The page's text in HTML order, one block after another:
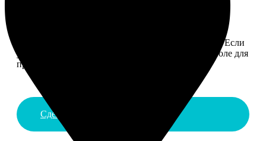
Введите адрес и выберите способ доставки заказа. Если
у вас есть промокод, введите его в специальное поле для
промокода.
Сделать заказ